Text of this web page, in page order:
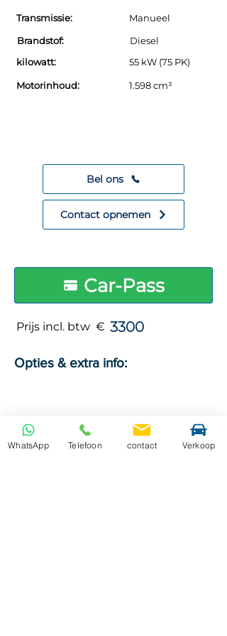
Transmissie:
Manueel
Brandstof:
Diesel
kilowatt:
55 kW (75 PK)
Motorinhoud: 1.598 cm³
Bel ons
Contact opnemen
Car-Pass
Prijs incl. btw € 3300
Opties & extra info:
Vorige Volgende
WhatsApp Telefoon contact Verkoop